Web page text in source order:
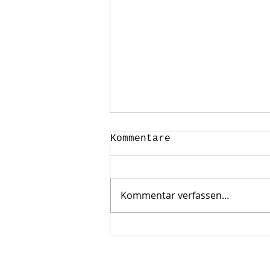
Kommentare
Kommentar verfassen...